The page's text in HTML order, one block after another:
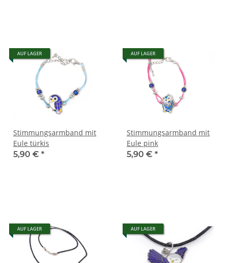
AUF LAGER
Stimmungsarmband mit
Eule türkis
5,90 € *
AUF LAGER
Stimmungsarmband mit
Eule pink
5,90 € *
AUF LAGER AUF LAGER